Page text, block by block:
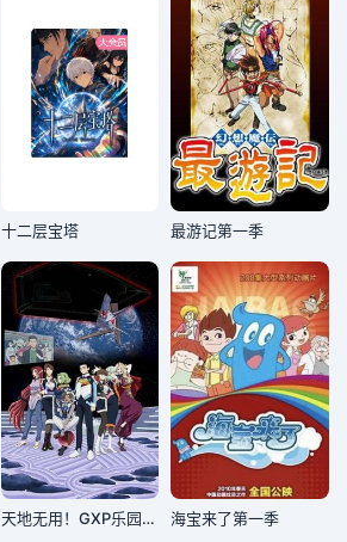
十二层宝塔 最游记第一季
天地无用！GXP乐园始动篇 海宝来了第一季